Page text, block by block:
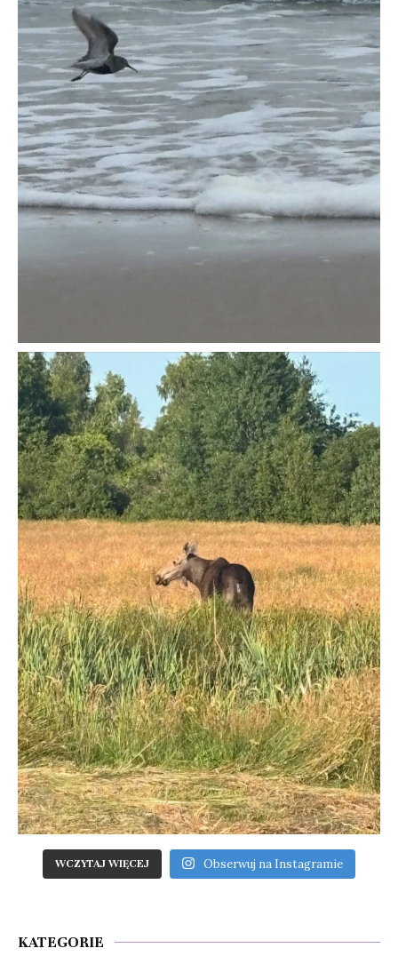
WCZYTAJ WIĘCEJ Obserwuj na Instagramie
KATEGORIE